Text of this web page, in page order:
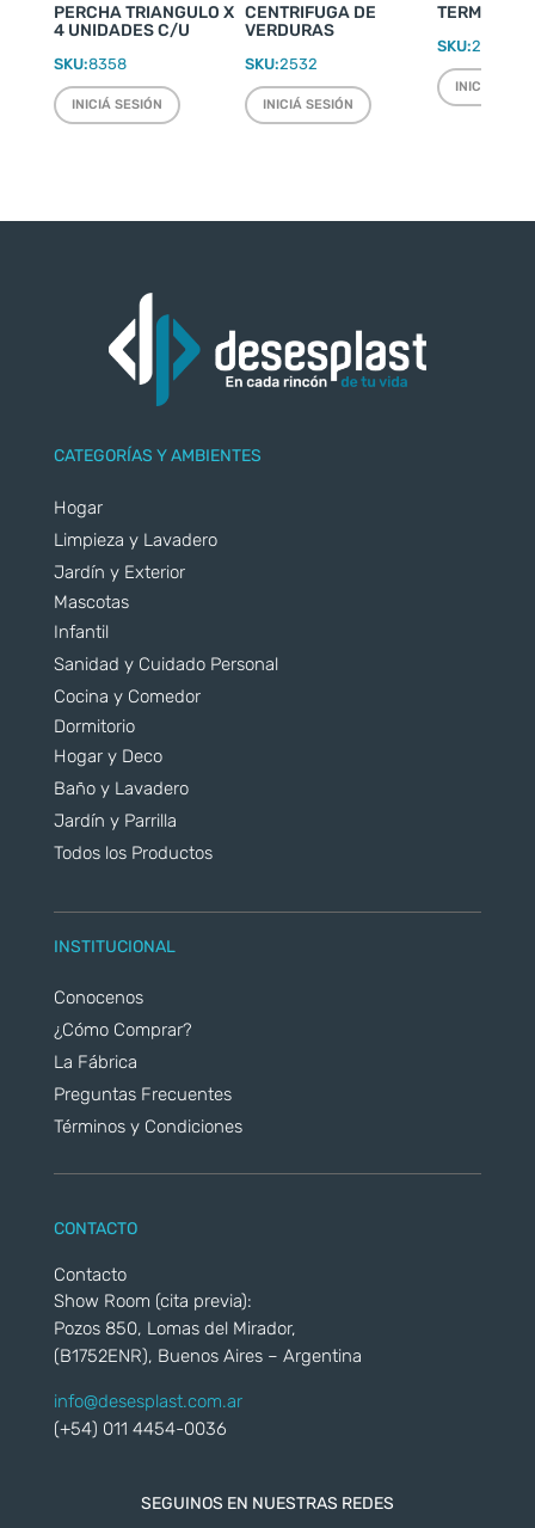
PERCHA TRIANGULO X
4 UNIDADES C/U
SKU:8358
INICIÁ SESIÓN
CENTRIFUGA DE
VERDURAS
SKU:2532
INICIÁ SESIÓN
TERMO
SKU:2220
INICIÁ
CATEGORÍAS Y AMBIENTES
Hogar
Limpieza y Lavadero
Jardín y Exterior
Mascotas
Infantil
Sanidad y Cuidado Personal
Cocina y Comedor
Dormitorio
Hogar y Deco
Baño y Lavadero
Jardín y Parrilla
Todos los Productos
INSTITUCIONAL
Conocenos
¿Cómo Comprar?
La Fábrica
Preguntas Frecuentes
Términos y Condiciones
CONTACTO
Contacto
Show Room (cita previa):
Pozos 850, Lomas del Mirador,
(B1752ENR), Buenos Aires – Argentina
info@desesplast.com.ar
(+54) 011 4454-0036
SEGUINOS EN NUESTRAS REDES